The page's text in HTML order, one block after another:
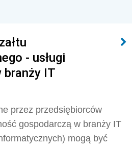
- usługi
IT
przez przedsiębiorców
gospodarczą w branży IT
mogą być